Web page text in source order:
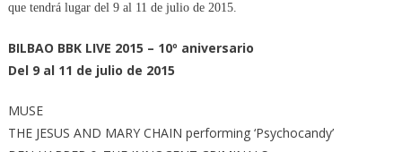
que tendrá lugar del 9 al 11 de julio de 2015.
BILBAO BBK LIVE 2015 – 10º aniversario
Del 9 al 11 de julio de 2015
MUSE
THE JESUS AND MARY CHAIN performing ‘Psychocandy’